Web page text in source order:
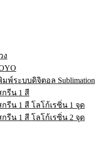
ง
พ์ระบบดิจิตอล Sublimation
รีน 1 สี
รีน 1 สี โลโก้เรซิ่น 1 จุด
รีน 1 สี โลโก้เรซิ่น 2 จุด